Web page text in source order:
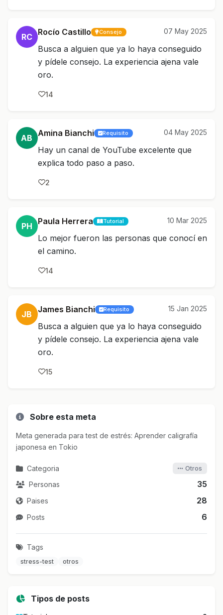
RC Rocío Castillo Consejo 07 May 2025
Busca a alguien que ya lo haya conseguido
y pídele consejo. La experiencia ajena vale
oro.
14
AB Amina Bianchi Requisito 04 May 2025
Hay un canal de YouTube excelente que
explica todo paso a paso.
2
PH Paula Herrera Tutorial 10 Mar 2025
Lo mejor fueron las personas que conocí en
el camino.
14
JB James Bianchi Requisito 15 Jan 2025
Busca a alguien que ya lo haya conseguido
y pídele consejo. La experiencia ajena vale
oro.
15
Sobre esta meta
Meta generada para test de estrés: Aprender caligrafía
japonesa en Tokio
Categoria Otros
Personas 35
Paises 28
Posts 6
Tags
stress-test otros
Tipos de posts